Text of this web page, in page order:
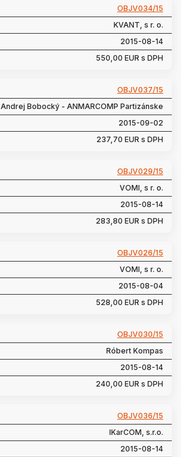
OBJV034/15
KVANT, s r. o.
2015-08-14
550,00 EUR s DPH
OBJV037/15
Andrej Bobocký - ANMARCOMP Partizánske
2015-09-02
237,70 EUR s DPH
OBJV029/15
VOMI, s r. o.
2015-08-14
283,80 EUR s DPH
OBJV026/15
VOMI, s r. o.
2015-08-04
528,00 EUR s DPH
OBJV030/15
Róbert Kompas
2015-08-14
240,00 EUR s DPH
OBJV036/15
IKarCOM, s.r.o.
2015-08-14